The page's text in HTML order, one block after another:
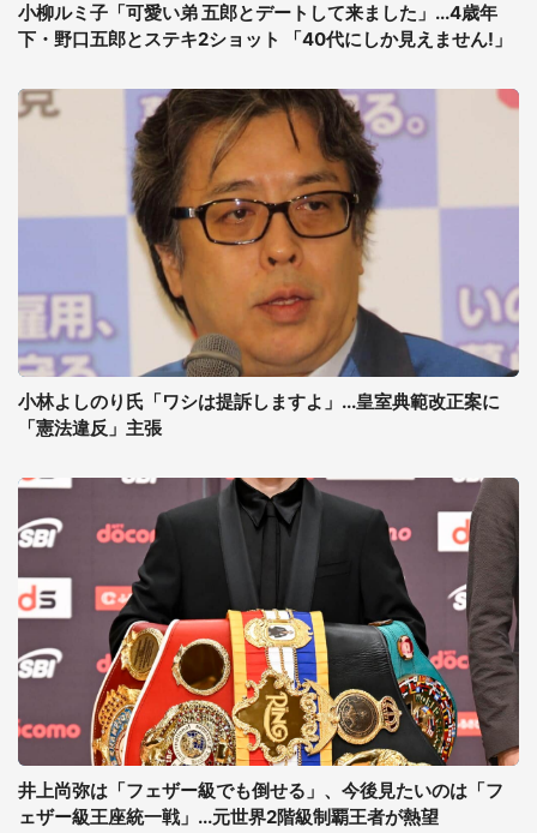
小柳ルミ子「可愛い弟 五郎とデートして来ました」...4歳年
下・野口五郎とステキ2ショット 「40代にしか見えません!」
小林よしのり氏「ワシは提訴しますよ」...皇室典範改正案に
「憲法違反」主張
井上尚弥は「フェザー級でも倒せる」、今後見たいのは「フ
ェザー級王座統一戦」...元世界2階級制覇王者が熱望